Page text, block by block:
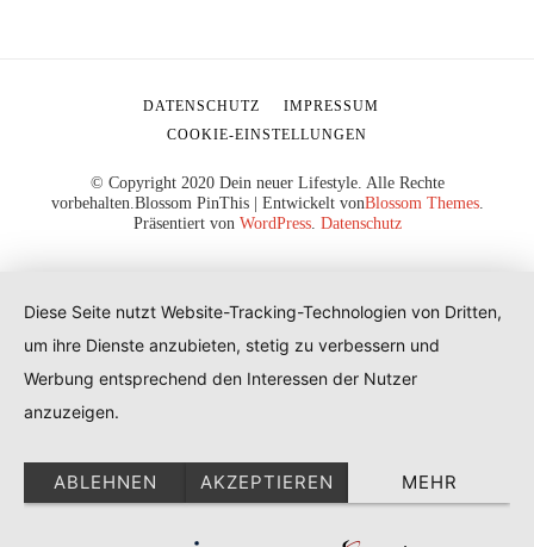
© Copyright 2020 Dein neuer Lifestyle. Alle Rechte
vorbehalten.Blossom PinThis | Entwickelt vonBlossom Themes.
Präsentiert von WordPress. Datenschutz
DATENSCHUTZ
IMPRESSUM
COOKIE-EINSTELLUNGEN
Diese Seite nutzt Website-Tracking-Technologien von Dritten,
um ihre Dienste anzubieten, stetig zu verbessern und
Werbung entsprechend den Interessen der Nutzer
anzuzeigen.
ABLEHNEN AKZEPTIEREN MEHR